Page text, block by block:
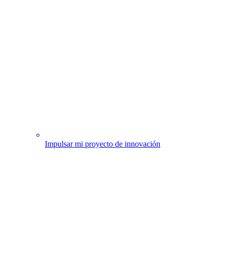
Impulsar mi proyecto de innovación